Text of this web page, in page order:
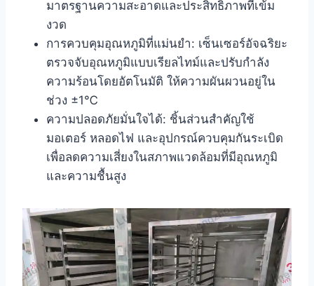
มาตรฐานความสะอาดและประสิทธิภาพที่เข้ม
งวด
การควบคุมอุณหภูมิที่แม่นยำ: เซ็นเซอร์อัจฉริยะ
ตรวจจับอุณหภูมิแบบเรียลไทม์และปรับกำลัง
ความร้อนโดยอัตโนมัติ ให้ความผันผวนอยู่ใน
ช่วง ±1℃
ความปลอดภัยมั่นใจได้: ชิ้นส่วนสำคัญใช้
มอเตอร์ หลอดไฟ และอุปกรณ์ควบคุมกันระเบิด
เพื่อลดความเสี่ยงในสภาพแวดล้อมที่มีอุณหภูมิ
และความชื้นสูง